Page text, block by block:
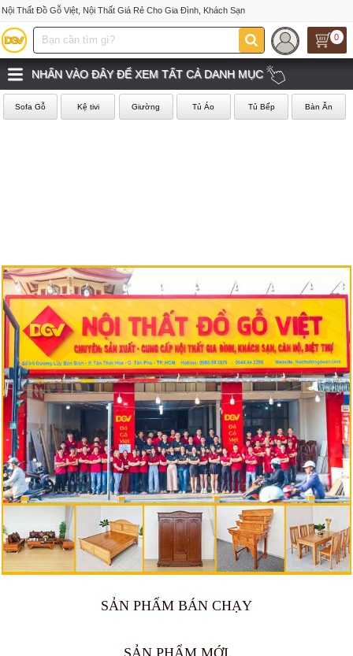
Nội Thất Đồ Gỗ Việt, Nội Thất Giá Rẻ Cho Gia Đình, Khách Sạn
0
NHẤN VÀO ĐÂY ĐỂ XEM TẤT CẢ DANH MỤC
Sofa Gỗ Kệ tivi Giường Tủ Áo Tủ Bếp Bàn Ăn
SẢN PHẨM BÁN CHẠY
🔥 Bán chạy 2026